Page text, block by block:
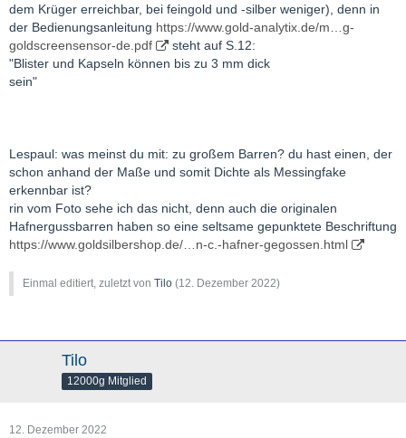
dem Krüger erreichbar, bei feingold und -silber weniger), denn in
der Bedienungsanleitung https://www.gold-analytix.de/m…g-
goldscreensensor-de.pdf
steht auf S.12:
"Blister und Kapseln können bis zu 3 mm dick
sein"
Lespaul: was meinst du mit: zu großem Barren? du hast einen, der
schon anhand der Maße und somit Dichte als Messingfake
erkennbar ist?
rin vom Foto sehe ich das nicht, denn auch die originalen
Hafnergussbarren haben so eine seltsame gepunktete Beschriftung
https://www.goldsilbershop.de/…n-c.-hafner-gegossen.html
Einmal editiert, zuletzt von Tilo (12. Dezember 2022)
Tilo
12000g Mitglied
12. Dezember 2022